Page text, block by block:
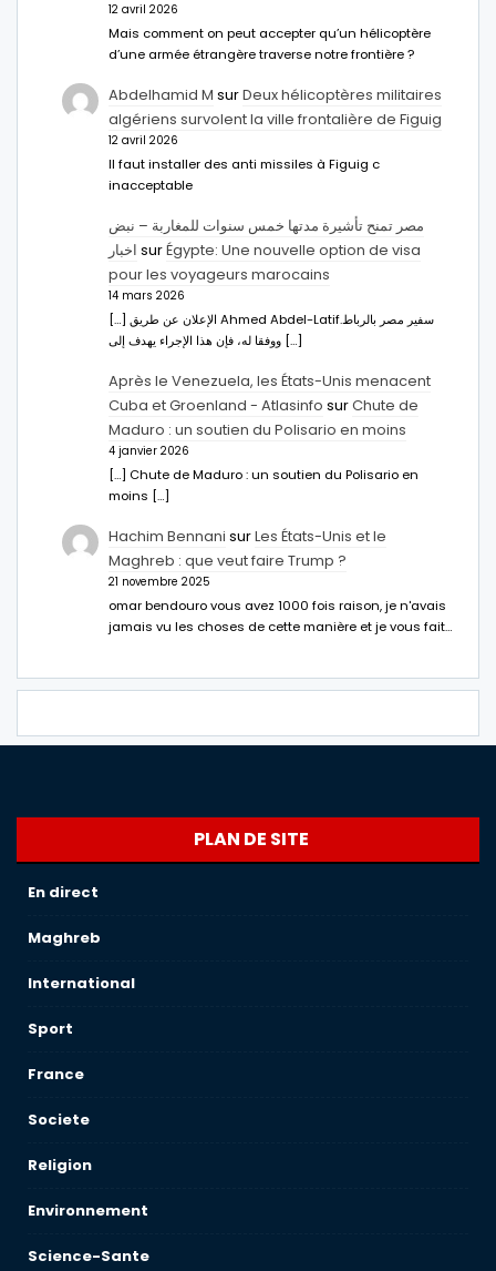
12 avril 2026
Mais comment on peut accepter qu’un hélicoptère
d’une armée étrangère traverse notre frontière ?
Abdelhamid M surDeux hélicoptères militaires
algériens survolent la ville frontalière de Figuig
12 avril 2026
Il faut installer des anti missiles à Figuig c
inacceptable
مصر تمنح تأشيرة مدتها خمس سنوات للمغاربة – نبض
اخبار surÉgypte: Une nouvelle option de visa
pour les voyageurs marocains
14 mars 2026
[…] الإعلان عن طريق Ahmed Abdel-Latifسفير مصر بالرباط.
ووفقا له، فإن هذا الإجراء يهدف إلى […]
Après le Venezuela, les États-Unis menacent
Cuba et Groenland - Atlasinfo surChute de
Maduro : un soutien du Polisario en moins
4 janvier 2026
[…] Chute de Maduro : un soutien du Polisario en
moins […]
Hachim Bennani surLes États-Unis et le
Maghreb : que veut faire Trump ?
21 novembre 2025
omar bendouro vous avez 1000 fois raison, je n'avais
jamais vu les choses de cette manière et je vous fait…
PLAN DE SITE
En direct
Maghreb
International
Sport
France
Societe
Religion
Environnement
Science-Sante